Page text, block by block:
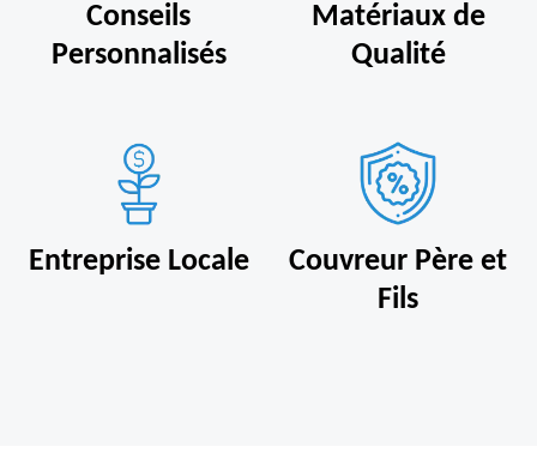
Conseils
Personnalisés
Matériaux de
Qualité
Entreprise Locale
Couvreur Père et
Fils